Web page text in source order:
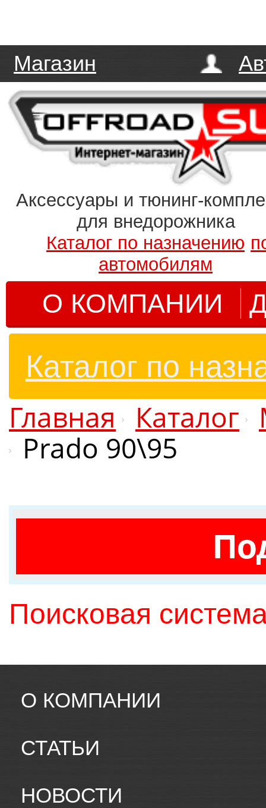
Магазин
Аксессуары и тюнинг-
для внедорожника
Каталог по назначению
автомобилям
О КОМПАНИИ
Каталог по
Главная Каталог
Prado 90\95
Поисковая
О КОМПАНИИ
СТАТЬИ
НОВОСТИ